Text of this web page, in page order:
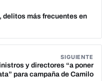
delitos más frecuentes en
SIGUIENTE
y directores “a poner
para campaña de Camilo